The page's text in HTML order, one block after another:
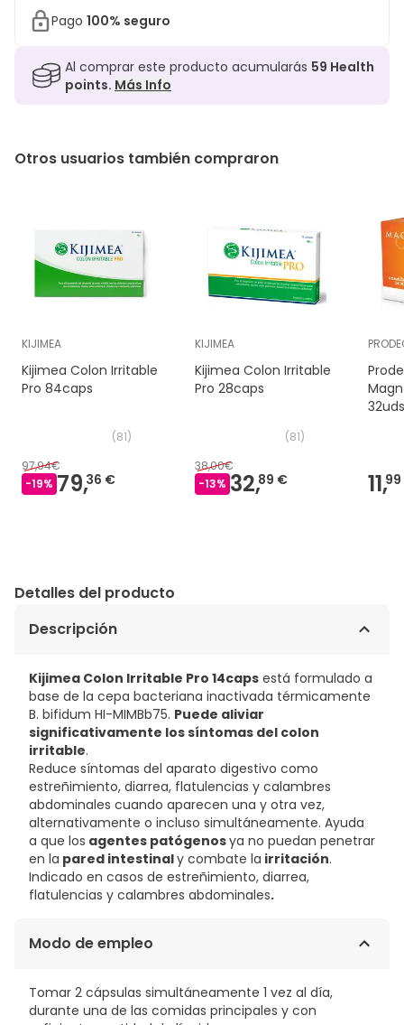
Pago 100% seguro
Al comprar este producto acumularás 59 Health
points. Más Info
Otros usuarios también compraron
KIJIMEA
Kijimea Colon Irritable
Pro 84caps
(81)
97,94€
-19% 79,36 €
KIJIMEA
Kijimea Colon Irritable
Pro 28caps
(81)
38,00€
-13% 32,89 €
32uds
11,
Detalles del producto
Descripción
Kijimea Colon Irritable Pro 14caps está formulado a
base de la cepa bacteriana inactivada térmicamente
B. bifidum HI-MIMBb75. Puede aliviar
significativamente los síntomas del colon
irritable.
Reduce síntomas del aparato digestivo como
estreñimiento, diarrea, flatulencias y calambres
abdominales cuando aparecen una y otra vez,
alternativamente o incluso simultáneamente. Ayuda
a que los agentes patógenosya no puedan penetrar
en la pared intestinaly combate la irritación.
Indicado en casos de estreñimiento, diarrea,
flatulencias y calambres abdominales.
Modo de empleo
Tomar 2 cápsulas simultáneamente 1 vez al día,
durante una de las comidas principales y con